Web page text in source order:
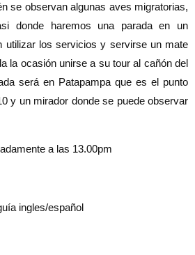
se observan algunas aves migratorias,
donde haremos una parada en un
utilizar los servicios y servirse un mate
la ocasión unirse a su tour al cañón del
será en Patapampa que es el punto
y un mirador donde se puede observar
a las 13.00pm
ingles/español